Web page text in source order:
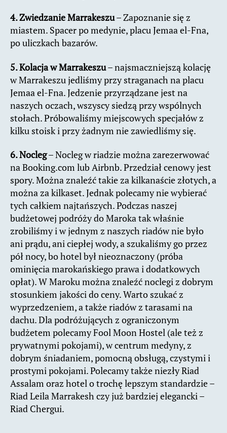
4. Zwiedzanie Marrakeszu– Zapoznanie się z
miastem. Spacer po medynie, placu Jemaa el-Fna,
po uliczkach bazarów.
5. Kolacja w Marrakeszu– najsmaczniejszą kolację
w Marrakeszu jedliśmy przy straganach na placu
Jemaa el-Fna. Jedzenie przyrządzane jest na
naszych oczach, wszyscy siedzą przy wspólnych
stołach. Próbowaliśmy miejscowych specjałów z
kilku stoisk i przy żadnym nie zawiedliśmy się.
6. Nocleg– Nocleg w riadzie można zarezerwować
na Booking.com lub Airbnb. Przedział cenowy jest
spory. Można znaleźć takie za kilkanaście złotych, a
można za kilkaset. Jednak polecamy nie wybierać
tych całkiem najtańszych. Podczas naszej
budżetowej podróży do Maroka tak właśnie
zrobiliśmy i w jednym z naszych riadów nie było
ani prądu, ani ciepłej wody, a szukaliśmy go przez
pół nocy, bo hotel był nieoznaczony (próba
ominięcia marokańskiego prawa i dodatkowych
opłat). W Maroku można znaleźć noclegi z dobrym
stosunkiem jakości do ceny. Warto szukać z
wyprzedzeniem, a także riadów z tarasami na
dachu. Dla podróżujących z ograniczonym
budżetem polecamy Fool Moon Hostel (ale też z
prywatnymi pokojami), w centrum medyny, z
dobrym śniadaniem, pomocną obsługą, czystymi i
prostymi pokojami. Polecamy także niezły Riad
Assalam oraz hotel o trochę lepszym standardzie –
Riad Leila Marrakesh czy już bardziej elegancki –
Riad Chergui.